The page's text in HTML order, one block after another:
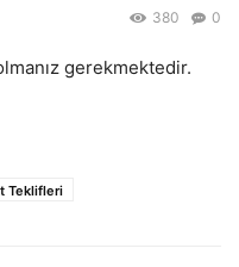
0
380
gerekmektedir.
Teklifleri